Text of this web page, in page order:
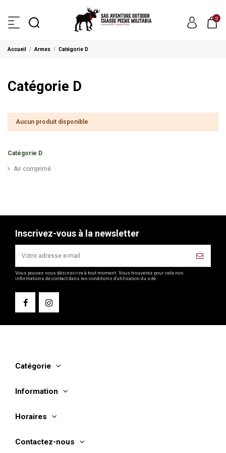
0
Accueil Armes Catégorie D
Catégorie D
Aucun produit disponible
Catégorie D
Air comprimé
Inscrivez-vous à la newsletter
Vous pouvez vous désinscrire à tout moment. Vous trouverez pour cela nos
informations de contact dans les conditions d'utilisation du site.
Catégorie
Information
Horaires
Contactez-nous